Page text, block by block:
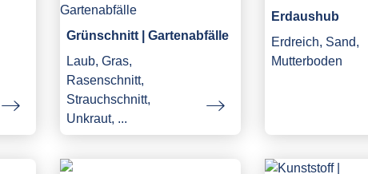
Grünschnitt | Gartenabfälle
Laub, Gras,
Rasenschnitt,
Strauchschnitt,
Unkraut, ...
Erdaushub
Erdreich, Sand,
Mutterboden